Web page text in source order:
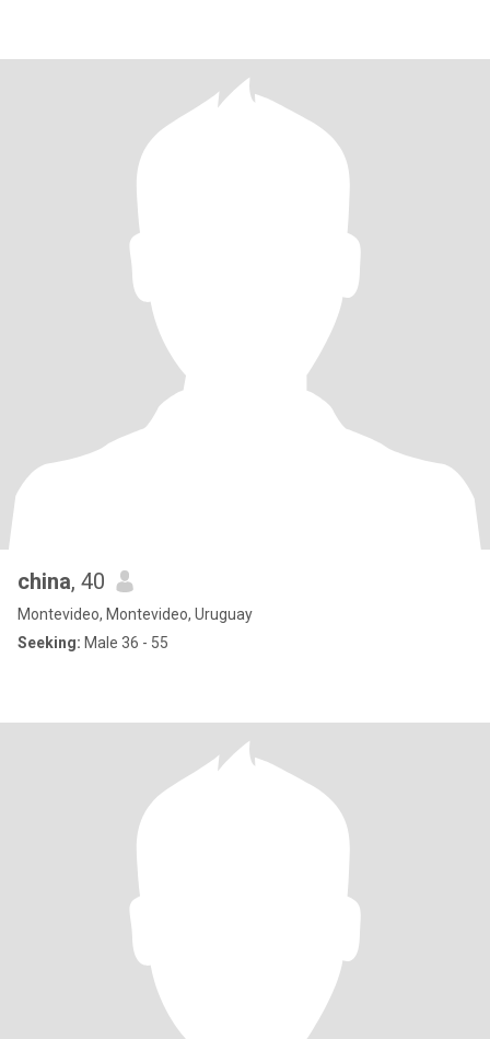
china, 40
Montevideo, Montevideo, Uruguay
Seeking: Male 36 - 55